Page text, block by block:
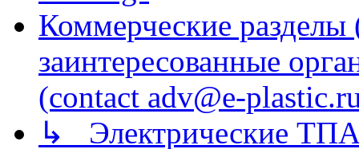
Коммерческие
заинтересованные
(contact adv@e-
↳ Электрические